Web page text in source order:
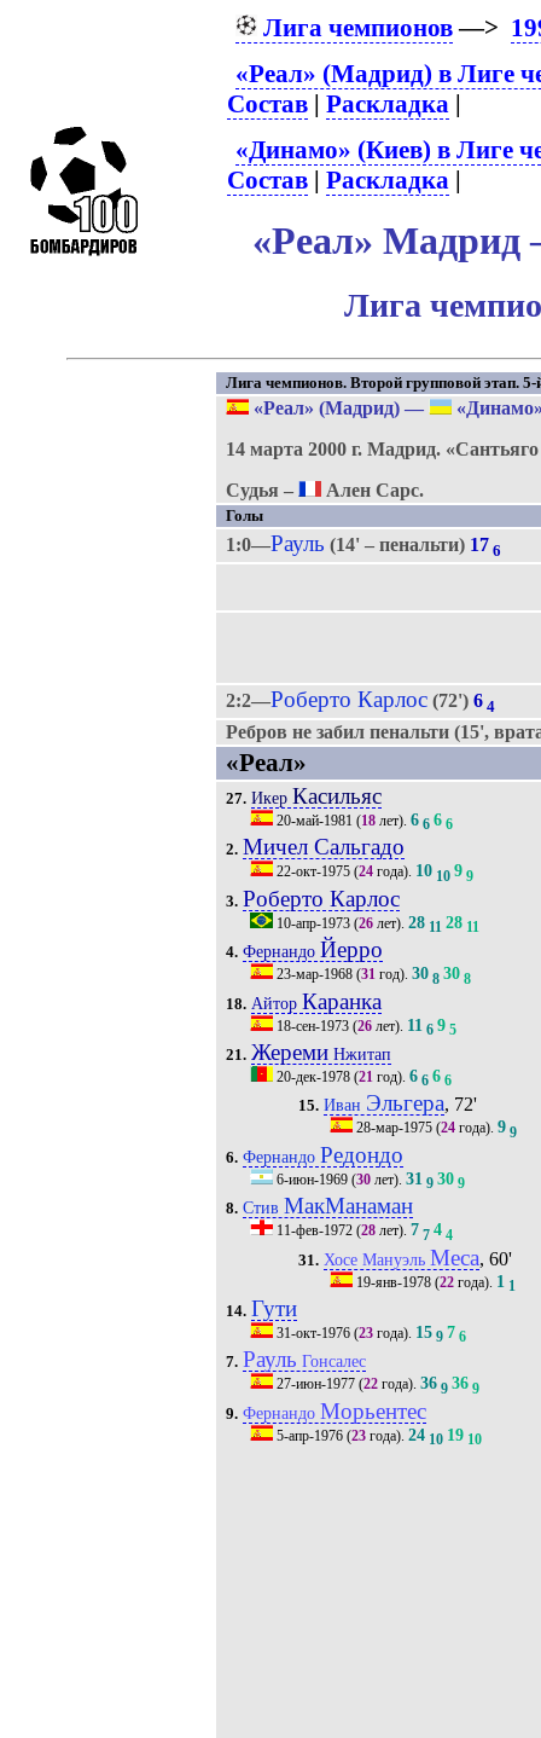
Лига чемпионов—>
«Реал» (Мадрид) в Лиге
Состав |Раскладка |
«Динамо» (Киев) в Лиге
Состав |Раскладка |
«Реал» Мадрид
Лига
Лига чемпионов. Второй групповой этап. 5-
«Реал» (Мадрид)—
14 марта 2000 г. Мадрид.
Судья –
Ален Сарс.
Голы
1:0—Рауль (14' – пенальти) 17 6
2:2—Роберто Карлос(72') 6 4
Ребров не забил пенальти (15',
«Реал»
27. Икер Касильяс
20-май-1981 (18лет). 6 6 6 6
2. Мичел Сальгадо
22-окт-1975(24года). 10 10 9 9
3. Роберто Карлос
10-апр-1973(26лет). 28 11 28 11
4. Фернандо Йерро
23-мар-1968(31год). 30 8 30 8
18. Айтор Каранка
18-сен-1973(26лет). 11 6 9 5
21. ЖеремиНжитап
20-дек-1978(21год). 6 6 6 6
15. Иван Эльгера, 72'
28-мар-1975 (24 года).9 9
6. Фернандо Редондо
6-июн-1969(30лет). 31 9 30 9
8. Стив МакМанаман
11-фев-1972(28лет). 7 7 4 4
31. Хосе Мануэль Меса, 60'
19-янв-1978 (22 года). 1 1
14. Гути
31-окт-1976(23года). 15 9 7 6
7. Рауль Гонсалес
27-июн-1977(22года). 36 9 36 9
9. Фернандо Морьентес
5-апр-1976(23года). 24 10 19 10